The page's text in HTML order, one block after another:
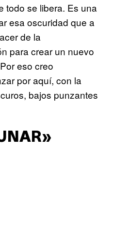
todo se libera. Es una
esa oscuridad que a
de la
para crear un nuevo
eso creo
por aquí, con la
bajos punzantes